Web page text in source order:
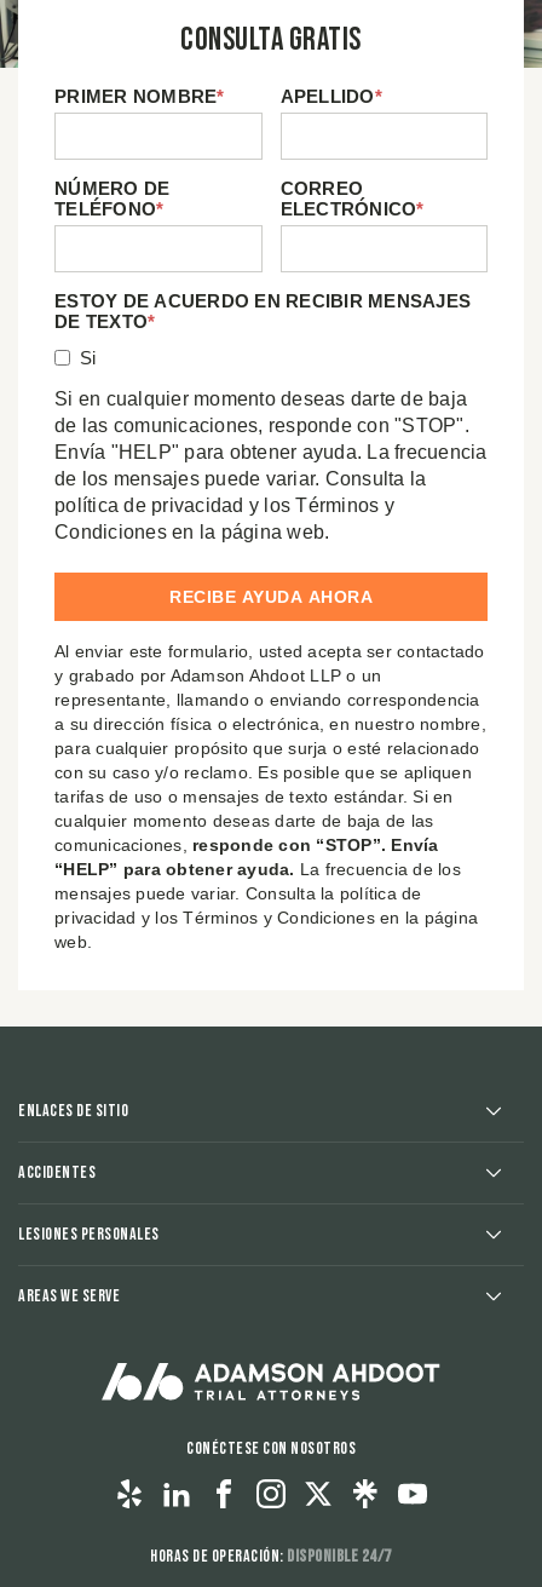
Consulta Gratis
PRIMER NOMBRE* APELLIDO*
NÚMERO DE
TELÉFONO*
CORREO
ELECTRÓNICO*
ESTOY DE ACUERDO EN RECIBIR MENSAJES
DE TEXTO*
Si
Si en cualquier momento deseas darte de baja
de las comunicaciones, responde con "STOP".
Envía "HELP" para obtener ayuda. La frecuencia
de los mensajes puede variar. Consulta la
política de privacidad y los Términos y
Condiciones en la página web.
Al enviar este formulario, usted acepta ser contactado
y grabado por Adamson Ahdoot LLP o un
representante, llamando o enviando correspondencia
a su dirección física o electrónica, en nuestro nombre,
para cualquier propósito que surja o esté relacionado
con su caso y/o reclamo. Es posible que se apliquen
tarifas de uso o mensajes de texto estándar. Si en
cualquier momento deseas darte de baja de las
comunicaciones, responde con “STOP”. Envía
“HELP” para obtener ayuda. La frecuencia de los
mensajes puede variar. Consulta la política de
privacidad y los Términos y Condiciones en la página
web.
Enlaces de sitio
Accidentes
Lesiones Personales
Areas We Serve
Conéctese con nosotros
Horas de operación: Disponible 24/7